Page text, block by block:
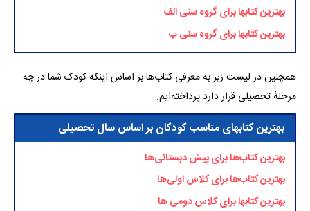
بهترین کتابها برای گروه سنی الف
بهترین کتابها برای گروه سنی ب
همچنین در لیست زیر به معرفی کتاب‌ها بر اساس اینکه کودک شما در چه
مرحله‌ٔ تحصیلی قرار دارد پرداخته‌ایم.
بهترین کتابهای مناسب کودکان بر اساس سال تحصیلی
بهترین کتاب‌ها برای پیش دبستانی‌ها
بهترین کتاب‌ها برای کلاس اولی‌ها
بهترین کتابها برای کلاس دومی ها